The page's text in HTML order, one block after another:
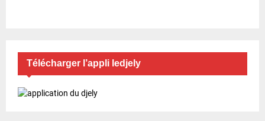
Télécharger l’appli ledjely